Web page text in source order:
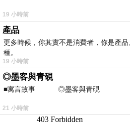
19 小時前
產品
更多時候，你其實不是消費者，你是產
種。
19 小時前
◎墨客與青硯
■寓言故事 ◎墨客與青硯
⊕潘文良
的墨客，在京城的古玩肆裡
21 小時前